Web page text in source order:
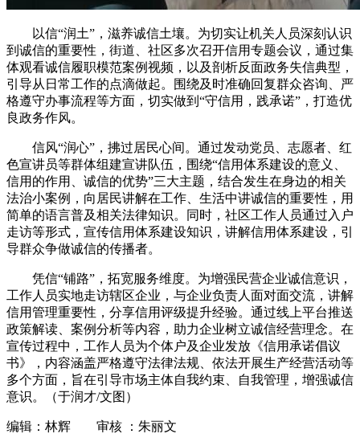
以信“润土”，滋养诚信土壤。为切实让机关人员深刻认识
到诚信的重要性，街道、社区多次召开信用专题会议，通过集
体观看诚信履职模范案例视频，以及剖析反面政务失信典型，
引导从日常工作的点滴做起。围绕及时准确回复群众咨询、严
格遵守办事流程等方面，切实做到“守信用，践承诺”，打造优
良政务作风。
信风“润心”，拂过居民心间。通过发动党员、志愿者、红
色宣讲员等群体组建宣讲队伍，围绕“信用体系建设的意义、
信用的作用、诚信的优势”三大主题，结合发生在身边的相关
法治小案例，向居民讲解在工作、生活中讲诚信的重要性，用
简单的语言普及相关法律知识。同时，社区工作人员通过入户
走访等形式，宣传信用体系建设知识，讲解信用体系建设，引
导群众争做诚信的传播者。
凭信“铺路”，拓宽服务维度。为增强民营企业诚信意识，
工作人员实地走访辖区企业，与企业负责人面对面交流，讲解
信用管理重要性，分享信用评级提升经验。通过线上平台推送
政策解读、案例分析等内容，助力企业树立诚信经营理念。在
宣传过程中，工作人员为个体户及企业发放《信用承诺倡议
书》，内容涵盖严格遵守法律法规、依法开展生产经营活动等
多个方面，旨在引导市场主体自我约束、自我管理，增强诚信
意识。（于润才/文图）
编辑：林辉 审核 ：朱丽文